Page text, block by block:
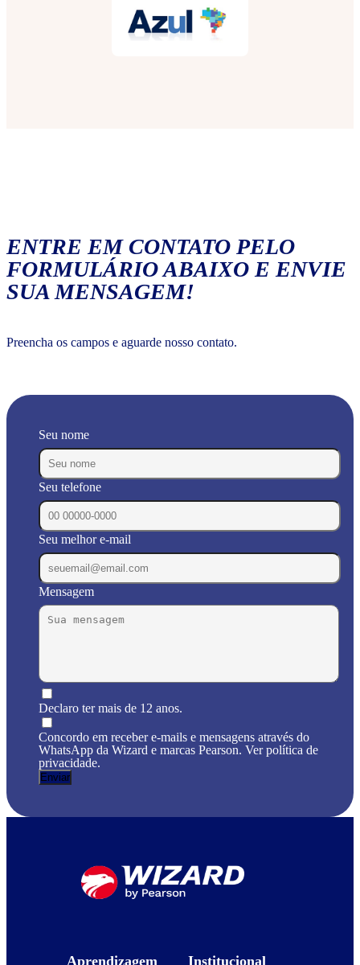
ENTRE EM CONTATO PELO
FORMULÁRIO ABAIXO E ENVIE
SUA MENSAGEM!
Preencha os campos e aguarde nosso contato.
Seu nome
Seu telefone
Seu melhor e-mail
Mensagem
Declaro ter mais de 12 anos.
Concordo em receber e-mails e mensagens através do
WhatsApp da Wizard e marcas Pearson. Ver política de
privacidade.
Aprendizagem Institucional